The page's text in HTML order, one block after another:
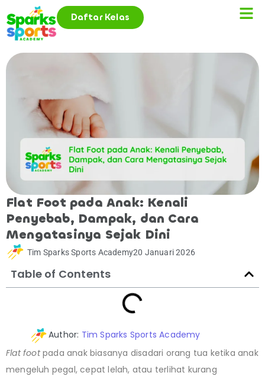
Daftar Kelas
Flat Foot pada Anak: Kenali
Penyebab, Dampak, dan Cara
Mengatasinya Sejak Dini
Tim Sparks Sports Academy20 Januari 2026
Table of Contents
Author: Tim Sparks Sports Academy
Flat footpada anak biasanya disadari orang tua ketika anak
mengeluh pegal, cepat lelah, atau terlihat kurang